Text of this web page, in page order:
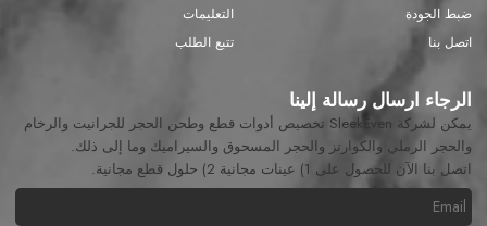
ضبط الجودة
اتصل بنا
التعليمات
تتبع الطلب
الرجاء ارسال رسالة إلينا
يمكن لشركة SleekEven تخصيص أدوات قطع وطحن الحجر للجرانيت والرخام
والحجر الرملي والكوارتز والحجر المسحوق والسيراميك وما إلى ذلك.
اتصل بنا الآن للحصول على 1) عينات مجانية 2) حلول قطع مجانية.